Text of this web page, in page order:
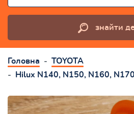
знайти
Головна
TOYOTA
Hilux N140, N150, N160,